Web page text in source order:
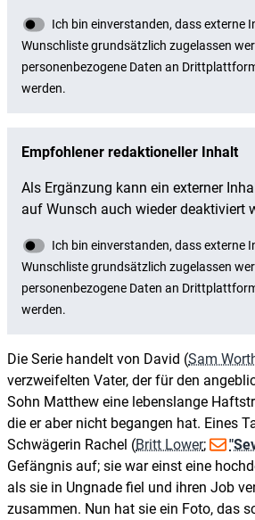
Die Serie handelt von David (Sam
verzweifelten Vater, der für den
Sohn Matthew eine lebenslange
die er aber nicht begangen hat. Eines
Schwägerin Rachel (Britt Lower;
Gefängnis auf; sie war einst eine
als sie in Ungnade fiel und ihren Job
zusammen. Nun hat sie ein Foto, das